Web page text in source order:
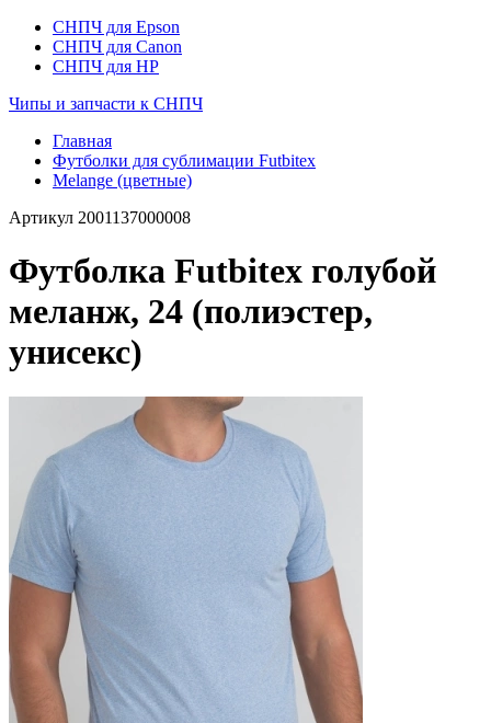
СНПЧ для Epson
СНПЧ для Canon
СНПЧ для HP
Чипы и запчасти к СНПЧ
Главная
Футболки для сублимации Futbitex
Melange (цветные)
Артикул 2001137000008
Футболка Futbitex голубой
меланж, 24 (полиэстер,
унисекс)